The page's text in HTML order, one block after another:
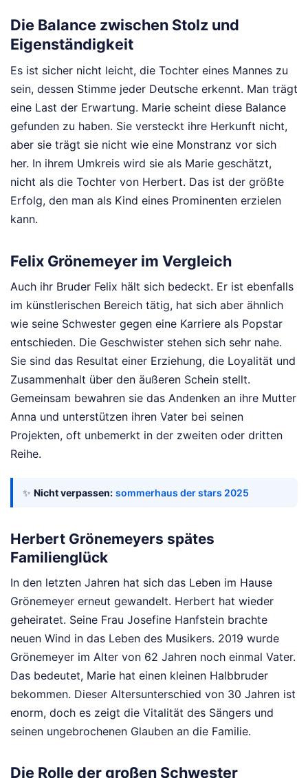
Die Balance zwischen Stolz und
Eigenständigkeit
Es ist sicher nicht leicht, die Tochter eines Mannes zu
sein, dessen Stimme jeder Deutsche erkennt. Man trägt
eine Last der Erwartung. Marie scheint diese Balance
gefunden zu haben. Sie versteckt ihre Herkunft nicht,
aber sie trägt sie nicht wie eine Monstranz vor sich
her. In ihrem Umkreis wird sie als Marie geschätzt,
nicht als die Tochter von Herbert. Das ist der größte
Erfolg, den man als Kind eines Prominenten erzielen
kann.
Felix Grönemeyer im Vergleich
Auch ihr Bruder Felix hält sich bedeckt. Er ist ebenfalls
im künstlerischen Bereich tätig, hat sich aber ähnlich
wie seine Schwester gegen eine Karriere als Popstar
entschieden. Die Geschwister stehen sich sehr nahe.
Sie sind das Resultat einer Erziehung, die Loyalität und
Zusammenhalt über den äußeren Schein stellt.
Gemeinsam bewahren sie das Andenken an ihre Mutter
Anna und unterstützen ihren Vater bei seinen
Projekten, oft unbemerkt in der zweiten oder dritten
Reihe.
✨ Nicht verpassen: sommerhaus der stars 2025
Herbert Grönemeyers spätes
Familienglück
In den letzten Jahren hat sich das Leben im Hause
Grönemeyer erneut gewandelt. Herbert hat wieder
geheiratet. Seine Frau Josefine Hanfstein brachte
neuen Wind in das Leben des Musikers. 2019 wurde
Grönemeyer im Alter von 62 Jahren noch einmal Vater.
Das bedeutet, Marie hat einen kleinen Halbbruder
bekommen. Dieser Altersunterschied von 30 Jahren ist
enorm, doch es zeigt die Vitalität des Sängers und
seinen ungebrochenen Glauben an die Familie.
Die Rolle der großen Schwester